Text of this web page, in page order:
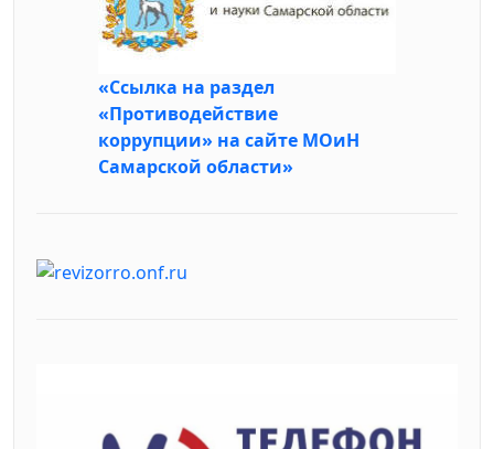
«Ссылка на раздел
«Противодействие
коррупции» на сайте МОиН
Самарской области»